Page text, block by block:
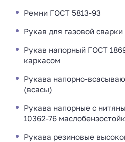
Ремни ГОСТ 5813-93
Рукав для газовой
Рукав напорный ГОСТ
каркасом
Рукава напорно-
(всасы)
Рукава напорные с
10362-76
Рукава резиновые